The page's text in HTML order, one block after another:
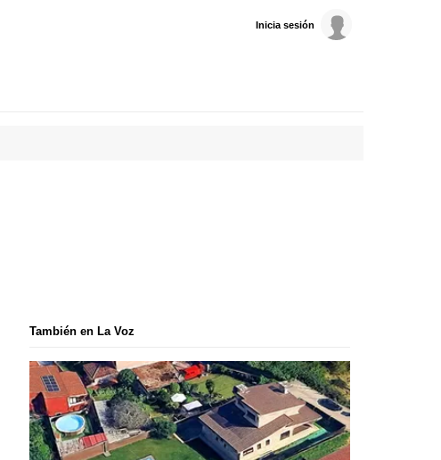
Inicia sesión
También en La Voz